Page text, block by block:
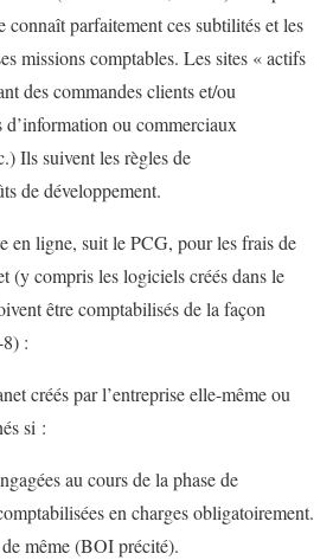
connaît parfaitement ces subtilités et les
missions comptables. Les sites « actifs
des commandes clients et/ou
d’information ou commerciaux
Ils suivent les règles de
de développement.
en ligne, suit le PCG, pour les frais de
(y compris les logiciels créés dans le
être comptabilisés de la façon
:
créés par l’entreprise elle-même ou
si :
au cours de la phase de
en charges obligatoirement.
même (BOI précité).